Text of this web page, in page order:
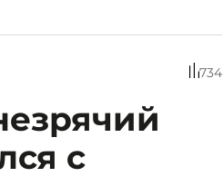
734
с